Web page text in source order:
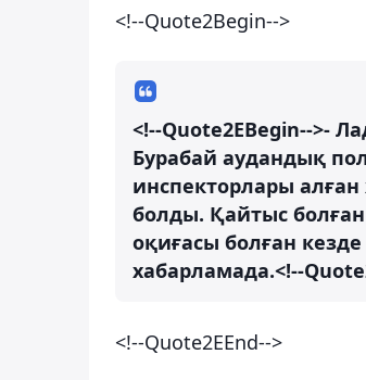
<!--Quote2Begin-->
<!--Quote2EBegin-->-
Бурабай аудандық
инспекторлары
болды. Қайтыс
оқиғасы болған
хабарламада.<!--
<!--Quote2EEnd-->